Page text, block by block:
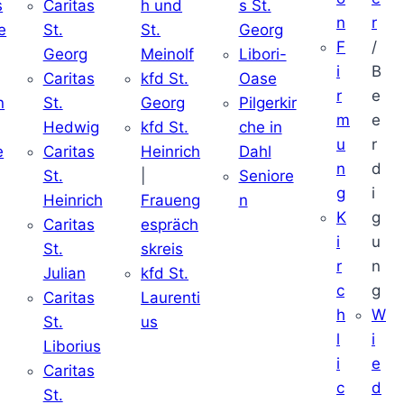
Caritas
St.
Georg
Caritas
St.
Hedwig
Caritas
St.
Heinrich
Caritas
St.
Julian
Caritas
St.
Liborius
Caritas
St.
h und
St.
Meinolf
kfd St.
Georg
kfd St.
Heinrich
Fraueng
espräch
skreis
kfd St.
Laurenti
us
s St.
Georg
Libori-
Oase
Pilgerkir
che in
Dahl
Seniore
n
n
F
i
r
m
u
n
g
K
i
r
c
h
l
i
c
r
/
B
e
e
r
d
i
g
u
n
g
W
i
e
d